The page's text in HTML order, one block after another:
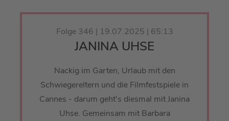
Folge 346 | 19.07.2025 | 65:13
JANINA UHSE
Nackig im Garten, Urlaub mit den
Schwiegereltern und die Filmfestspiele in
Cannes - darum geht's diesmal mit Janina
Uhse. Gemeinsam mit Barbara